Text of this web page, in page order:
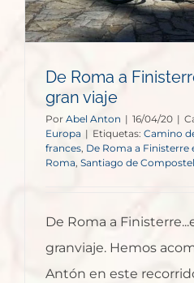
De Roma a
gran viaje
Por Abel Anton | 16/04/20 |
Europa | Etiquetas: Camino
frances De Roma a Finisterre
Roma, Santiago de
De Roma a
granviaje. Hemos
Antón en este